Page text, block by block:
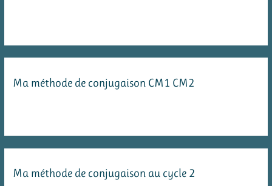
Ma méthode de conjugaison CM1 CM2
Ma méthode de conjugaison au cycle 2